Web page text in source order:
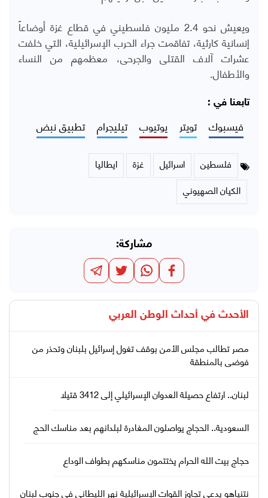
ويعيش نحو 2.4 مليون فلسطيني في قطاع غزة أوضاعاً
إنسانية كارثية، تفاقمت جراء الحرب الإسرائيلية، التي خلفت
عشرات آلاف القتلى والجرحى، معظمهم من النساء
والأطفال.
تابعنا في :
فيسبوك تويتر يوتيوب تيليجرام تطبيق نبض
فلسطين اسرائيل غزة
ايطاليا
الكيان الصهيوني
مشاركة:
الأحدث في أحداث الوطن العربي
مصر تطالب مجلس الأمن بوقف تغول إسرائيل بلبنان وتحذر من
فوضى بالمنطقة
لبنان.. ارتفاع حصيلة العدوان الإسرائيلي إلى 3412 قتيلا
السعودية.. الحجاج يواصلون المغادرة لبلدانهم بعد مناسك الحج
حجاج بيت الله الحرام يختتمون مناسكهم بطواف الوداع
نتنياهو يدعي تجاوز القوات الإسرائيلية نهر الليطاني في جنوب لبنان